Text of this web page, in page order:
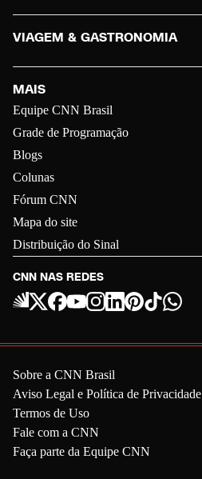
CNN NAS REDES
MAIS
Equipe CNN Brasil
Grade de Programação
Blogs
Colunas
Fórum CNN
Mapa do site
Distribuição do Sinal
VIAGEM & GASTRONOMIA
Sobre a CNN Brasil
Aviso Legal e Política de Privacidade
Termos de Uso
Fale com a CNN
Faça parte da Equipe CNN